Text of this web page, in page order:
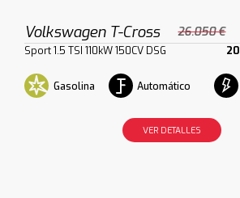
Volkswagen T-Cross 26.050 €
Sport 1.5 TSI 110kW 150CV DSG
Gasolina Automático
VER DETALLES